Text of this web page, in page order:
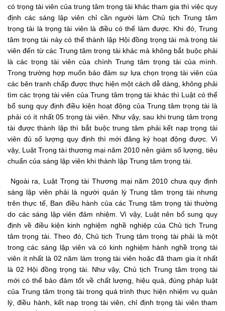
có trọng tài viên của trung tâm trọng tài khác tham gia thì việc quy
định các sáng lập viên chỉ cần người làm Chủ tịch Trung tâm
trọng tài là trọng tài viên là điều có thể làm được. Khi đó, Trung
tâm trọng tài này có thể thành lập Hội đồng trọng tài mà trọng tài
viên đến từ các Trung tâm trọng tài khác mà không bắt buộc phải
là các trọng tài viên của chính Trung tâm trọng tài của mình.
Trong trường hợp muốn bảo đảm sự lựa chọn trọng tài viên của
các bên tranh chấp được thực hiện một cách dễ dàng, không phải
tìm các trọng tài viên của Trung tâm trọng tài khác thì Luật có thể
bổ sung quy định điều kiện hoạt động của Trung tâm trọng tài là
phải có ít nhất 05 trọng tài viên. Như vậy, sau khi trung tâm trọng
tài được thành lập thì bắt buộc trung tâm phải kết nạp trọng tài
viên đủ số lượng quy định thì mới đăng ký hoạt động được. Vì
vậy, Luật Trọng tài thương mại năm 2010 nên giảm số lượng, tiêu
chuẩn của sáng lập viên khi thành lập Trung tâm trọng tài.
Ngoài ra, Luật Trọng tài Thương mại năm 2010 chưa quy định
sáng lập viên phải là người quản lý Trung tâm trọng tài nhưng
trên thực tế, Ban điều hành của các Trung tâm trọng tài thường
do các sáng lập viên đảm nhiệm. Vì vậy, Luật nên bổ sung quy
định về điều kiện kinh nghiệm nghề nghiệp của Chủ tịch Trung
tâm trọng tài. Theo đó, Chủ tịch Trung tâm trọng tài phải là một
trong các sáng lập viên và có kinh nghiệm hành nghề trọng tài
viên ít nhất là 02 năm làm trọng tài viên hoặc đã tham gia ít nhất
là 02 Hội đồng trọng tài. Như vậy, Chủ tịch Trung tâm trọng tài
mới có thể bảo đảm tốt về chất lượng, hiệu quả, đúng pháp luật
của Trung tâm trọng tài trong quá trình thực hiện nhiệm vụ quản
lý, điều hành, kết nạp trọng tài viên, chỉ định trọng tài viên tham